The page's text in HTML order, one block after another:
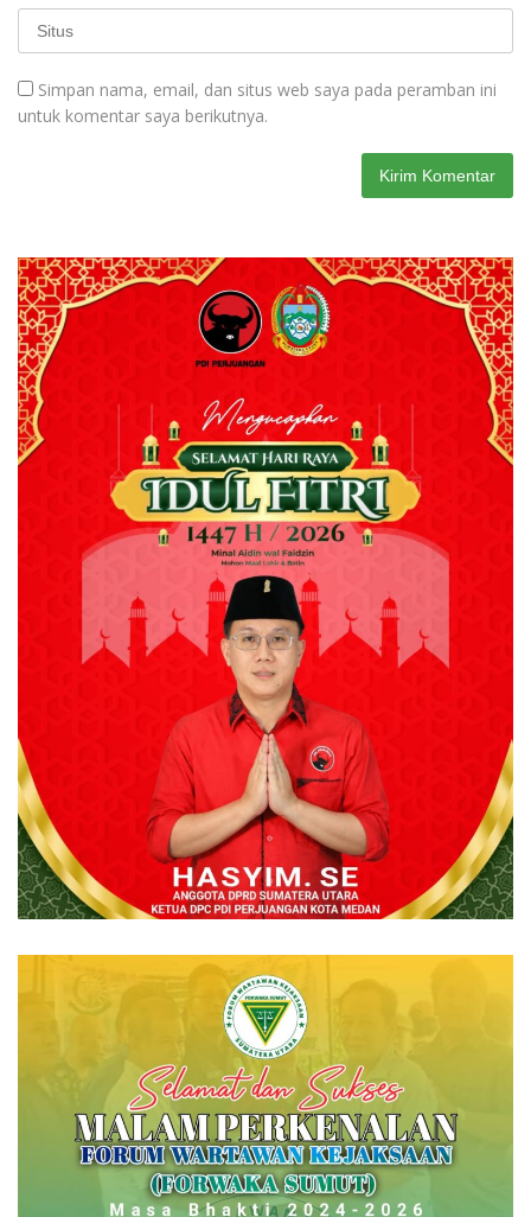
Simpan nama, email, dan situs web saya pada peramban ini
untuk komentar saya berikutnya.